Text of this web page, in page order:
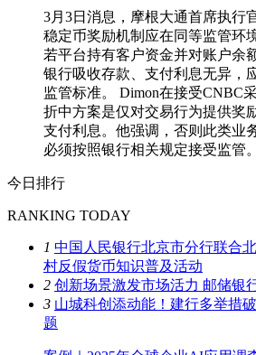
3月3日消息，摩根大通首席执行
稳定币奖励机制应在同等监管环
若平台持有客户资金并对账户余
银行吸收存款、支付利息无异，
监管标准。 Dimon在接受CNBC
折中方案是仅对交易行为提供奖
支付利息。他强调，否则此类业
必须按照银行相关规定接受监管。
今日排行
RANKING TODAY
1 中国人民银行北京市分行联合
村反假货币知识普及活动
2 创新场景激发市场活力 邮储银
3 山城科创添动能！建行多举措
题